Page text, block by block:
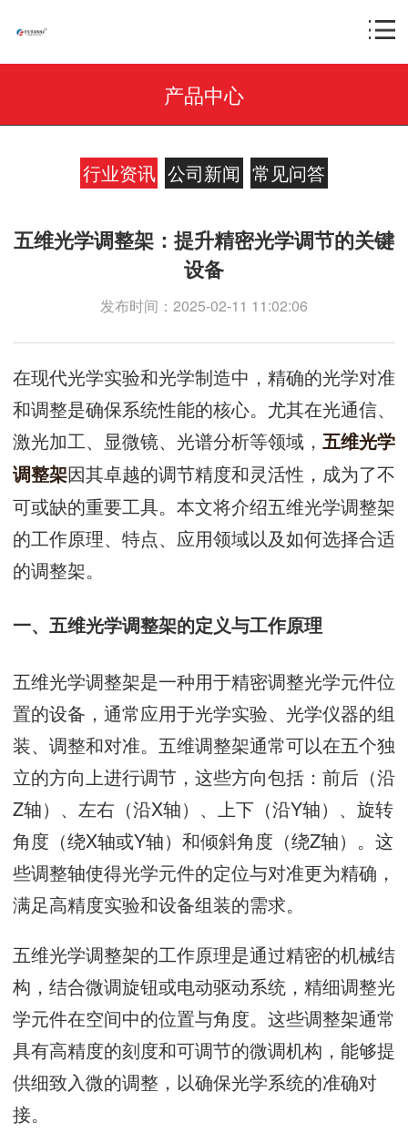
产品中心
行业资讯 公司新闻 常见问答
五维光学调整架：提升精密光学调节的关键
设备
发布时间：2025-02-11 11:02:06
在现代光学实验和光学制造中，精确的光学对准
和调整是确保系统性能的核心。尤其在光通信、
激光加工、显微镜、光谱分析等领域， 五维光学
调整架因其卓越的调节精度和灵活性，成为了不
可或缺的重要工具。本文将介绍五维光学调整架
的工作原理、特点、应用领域以及如何选择合适
的调整架。
一、五维光学调整架的定义与工作原理
五维光学调整架是一种用于精密调整光学元件位
置的设备，通常应用于光学实验、光学仪器的组
装、调整和对准。五维调整架通常可以在五个独
立的方向上进行调节，这些方向包括：前后（沿
Z轴）、左右（沿X轴）、上下（沿Y轴）、旋转
角度（绕X轴或Y轴）和倾斜角度（绕Z轴）。这
些调整轴使得光学元件的定位与对准更为精确，
满足高精度实验和设备组装的需求。
五维光学调整架的工作原理是通过精密的机械结
构，结合微调旋钮或电动驱动系统，精细调整光
学元件在空间中的位置与角度。这些调整架通常
具有高精度的刻度和可调节的微调机构，能够提
供细致入微的调整，以确保光学系统的准确对
接。